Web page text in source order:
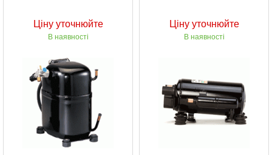
Ціну уточнюйте
В наявності
Ціну уточнюйте
В наявності